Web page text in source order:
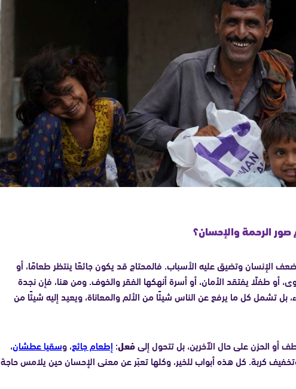
الرحمة والإحسان؟
الإنسان وتضيق عليه الأسباب. فالمحتاج قد يكون جائعًا ينتظر طعامًا، أو
أو طفلًا يفتقد الأمان، أو أسرة أنهكها الفقر والخوف. ومن هنا، فإن نجدة
بل تشمل كل ما يرفع عن الناس شيئًا من الألم والمعاناة، ويعيد إليه شيئًا من
أو الحزن على حال الآخرين، بل تتحول إلىفعل: إطعام جائع، وسقيا عطشان،
كربة. كل هذه أبواب للخير، وكلها تعبّر عن معنى الإحسان حين يلامس حاجة